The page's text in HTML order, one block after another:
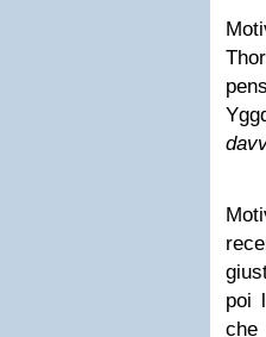
poi
che